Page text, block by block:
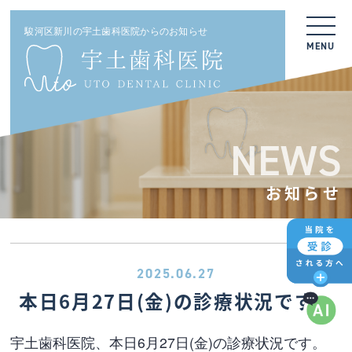
駿河区新川の宇土歯科医院からのお知らせ
MENU
NEWS
お知らせ
2025.06.27
本日6月27日(金)の診療状況です。
宇土歯科医院、本日6月27日(金)の診療状況です。